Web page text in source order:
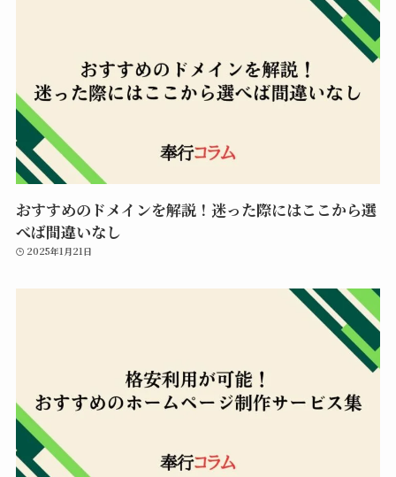
おすすめのドメインを解説！迷った際にはここから選
べば間違いなし
2025年1月21日